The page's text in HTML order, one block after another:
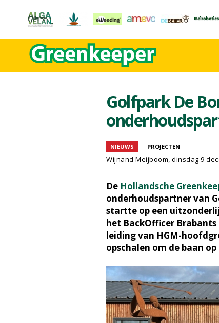
Golfpark De
NIEUWS PROJECTEN
Wijnand Meijboom, dinsdag 9
De Hollandsche
onderhoudspartner van
startte op een
het BackOfficer
leiding van HGM-
opschalen om de baan